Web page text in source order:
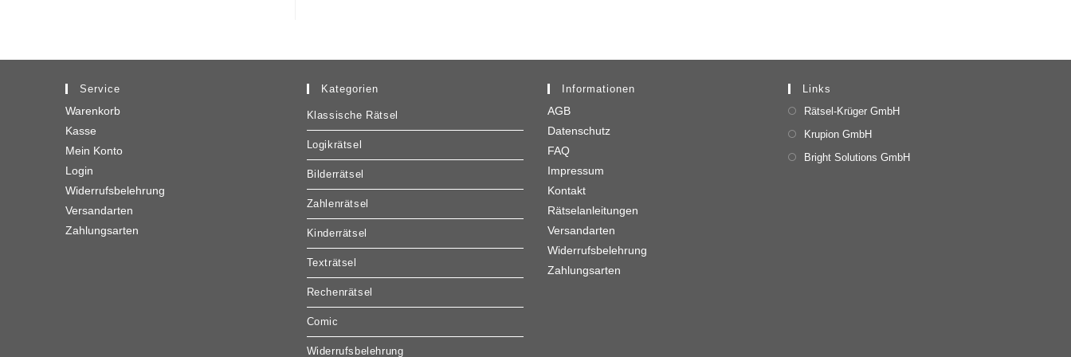
Service
Warenkorb
Kasse
Mein Konto
Login
Widerrufsbelehrung
Versandarten
Zahlungsarten
Kategorien
Klassische Rätsel
Logikrätsel
Bilderrätsel
Zahlenrätsel
Kinderrätsel
Texträtsel
Rechenrätsel
Comic
Widerrufsbelehrung
Informationen
AGB
Datenschutz
FAQ
Impressum
Kontakt
Rätselanleitungen
Versandarten
Widerrufsbelehrung
Zahlungsarten
Links
Rätsel-Krüger GmbH
Krupion GmbH
Bright Solutions GmbH